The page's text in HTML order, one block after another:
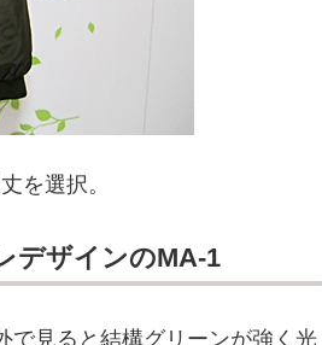
を選択。
デザインのMA-1
で見ると結構グリーンが強く光